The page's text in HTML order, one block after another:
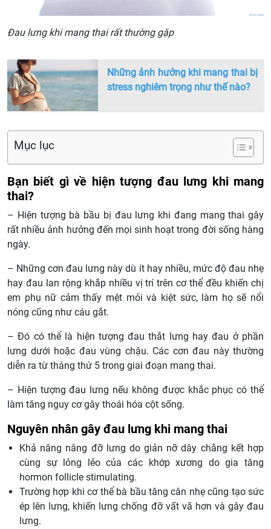
Đau lưng khi mang thai rất thường gặp
Những ảnh hưởng khi mang thai bị
stress nghiêm trọng như thế nào?
Mục lục
Bạn biết gì về hiện tượng đau lưng khi mang
thai?
– Hiện tượng bà bầu bị đau lưng khi đang mang thai gây
rất nhiều ảnh hưởng đến mọi sinh hoạt trong đời sống hàng
ngày.
– Những cơn đau lưng này dù ít hay nhiều, mức độ đau nhẹ
hay đau lan rộng khắp nhiều vị trí trên cơ thể đều khiến chị
em phụ nữ cảm thấy mệt mỏi và kiệt sức, làm họ sẽ nổi
nóng cũng như cáu gắt.
– Đó có thể là hiện tượng đau thắt lưng hay đau ở phần
lưng dưới hoặc đau vùng chậu. Các cơn đau này thường
diễn ra từ tháng thứ 5 trong giai đoạn mang thai.
– Hiện tượng đau lưng nếu không được khắc phục có thể
làm tăng nguy cơ gây thoái hóa cột sống.
Nguyên nhân gây đau lưng khi mang thai
Khả năng nâng đỡ lưng do giản nỡ dây chằng kết hợp
cùng sự lỏng lẻo của các khớp xương do gia tăng
hormon follicle stimulating.
Trường hợp khi cơ thể bà bầu tăng cân nhẹ cũng tạo sức
ép lên lưng, khiến lưng chống đỡ vất vã hơn và gây đau
lưng.